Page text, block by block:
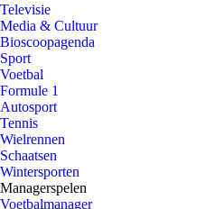
Televisie
Media & Cultuur
Bioscoopagenda
Sport
Voetbal
Formule 1
Autosport
Tennis
Wielrennen
Schaatsen
Wintersporten
Managerspelen
Voetbalmanager